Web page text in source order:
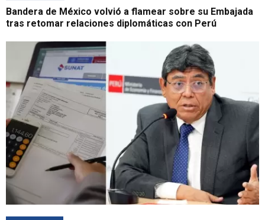
Bandera de México volvió a flamear sobre su Embajada
tras retomar relaciones diplomáticas con Perú